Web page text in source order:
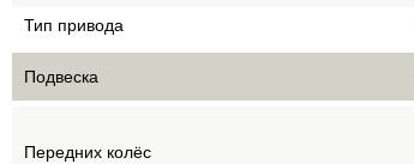
Тип привода
Подвеска
Передних колёс